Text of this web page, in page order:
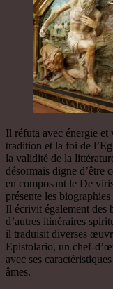
Il réfuta avec énergie et
tradition et la foi de
la validité de la
désormais digne d’être
en composant le De
présente les
Il écrivit également des
d’autres itinéraires
il traduisit diverses
Epistolario, un chef-
avec ses
âmes.